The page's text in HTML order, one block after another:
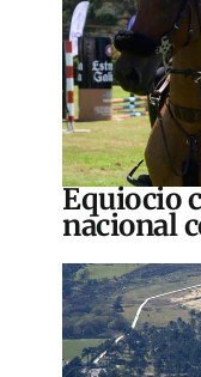
Equiocio
nacional